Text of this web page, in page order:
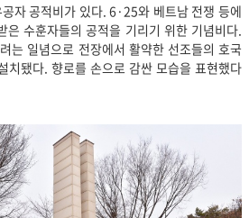
자 공적비가 있다. 6·25와 베트남 전쟁 등에
은 수훈자들의 공적을 기리기 위한 기념비다.
는 일념으로 전장에서 활약한 선조들의 호국
치됐다. 향로를 손으로 감싼 모습을 표현했다